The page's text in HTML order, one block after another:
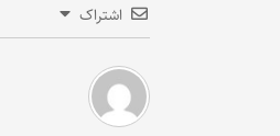
اشتراک